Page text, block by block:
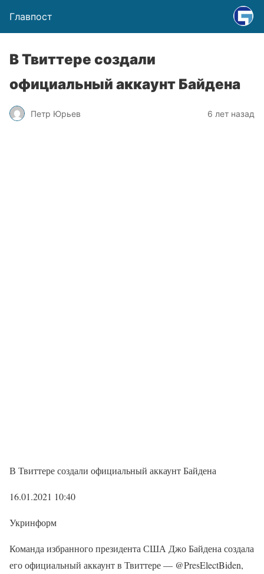
Главпост
В Твиттере создали
официальный аккаунт Байдена
Петр Юрьев 6 лет назад
В Твиттере создали официальный аккаунт Байдена
16.01.2021 10:40
Укринформ
Команда избранного президента США Джо Байдена создала
его официальный аккаунт в Твиттере — @PresElectBiden,